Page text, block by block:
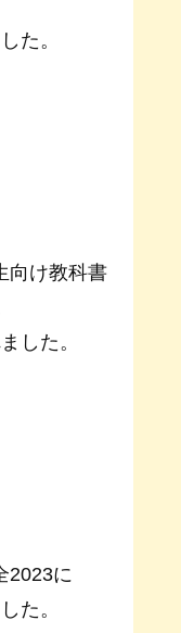
た。
向け教科書
した。
2023に
た。